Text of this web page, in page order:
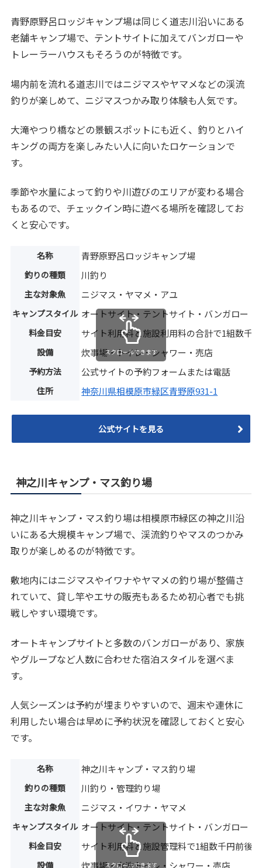
青野原野呂ロッジキャンプ場は同じく道志川沿いにある
老舗キャンプ場で、テントサイトに加えてバンガローや
トレーラーハウスもそろうのが特徴です。
場内前を流れる道志川ではニジマスやヤマメなどの渓流
釣りが楽しめて、ニジマスつかみ取り体験も人気です。
大滝やつり橋などの景観スポットにも近く、釣りとハイ
キングの両方を楽しみたい人に向いたロケーションで
す。
季節や水量によって釣りや川遊びのエリアが変わる場合
もあるので、チェックイン時に遊べる場所を確認してお
くと安心です。
名称 青野原野呂ロッジキャンプ場
釣りの種類 川釣り
主な対象魚 ニジマス・ヤマメ・アユ
キャンプスタイル オートサイト・テントサイト・バンガロー・
料金目安 サイト利用料と施設利用料の合計で1組数千
設備 炊事場・トイレ・シャワー・売店
予約方法 公式サイトの予約フォームまたは電話
住所 神奈川県相模原市緑区青野原931-1
スクロールできます
公式サイトを見る
神之川キャンプ・マス釣り場
神之川キャンプ・マス釣り場は相模原市緑区の神之川沿
いにある大規模キャンプ場で、渓流釣りやマスのつかみ
取りが楽しめるのが特徴です。
敷地内にはニジマスやイワナやヤマメの釣り場が整備さ
れていて、貸し竿やエサの販売もあるため初心者でも挑
戦しやすい環境です。
オートキャンプサイトと多数のバンガローがあり、家族
やグループなど人数に合わせた宿泊スタイルを選べま
す。
人気シーズンは予約が埋まりやすいので、週末や連休に
利用したい場合は早めに予約状況を確認しておくと安心
です。
名称 神之川キャンプ・マス釣り場
釣りの種類 川釣り・管理釣り場
主な対象魚 ニジマス・イワナ・ヤマメ
キャンプスタイル オートサイト・テントサイト・バンガロー
料金目安 サイト利用料と施設管理料で1組数千円前後
設備 炊事場・水洗トイレ・シャワー・売店
スクロールできます